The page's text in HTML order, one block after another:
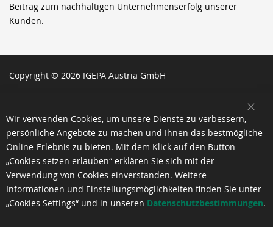
Beitrag zum nachhaltigen Unternehmenserfolg unserer
Kunden.
Copyright © 2026 IGEPA Austria GmbH
Wir verwenden Cookies, um unsere Dienste zu verbessern,
persönliche Angebote zu machen und Ihnen das bestmögliche
Online-Erlebnis zu bieten. Mit dem Klick auf den Button
„Cookies setzen erlauben“ erklären Sie sich mit der
Verwendung von Cookies einverstanden. Weitere
Informationen und Einstellungsmöglichkeiten finden Sie unter
„Cookies Settings“ und in unseren Datenschutzbestimmungen.